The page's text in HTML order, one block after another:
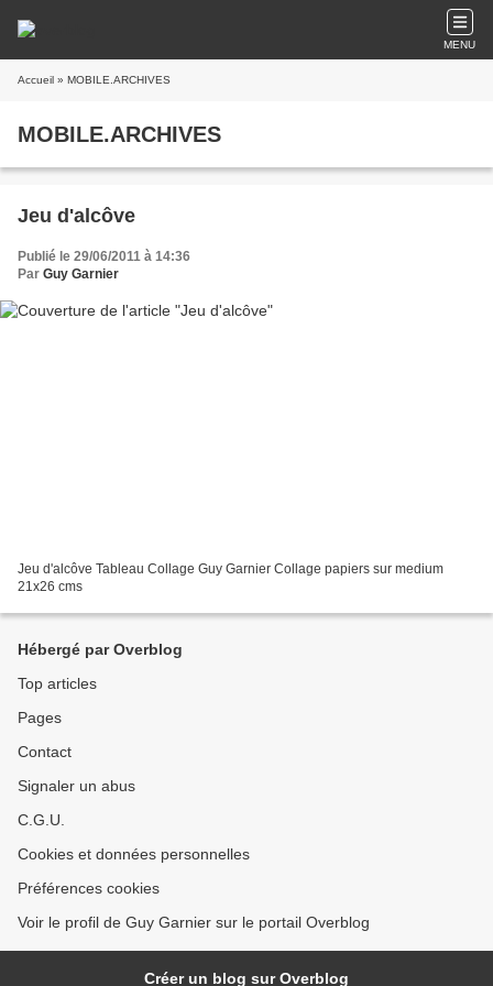
MENU
Accueil » MOBILE.ARCHIVES
MOBILE.ARCHIVES
Jeu d'alcôve
Publié le 29/06/2011 à 14:36
Par Guy Garnier
Jeu d'alcôve Tableau Collage Guy Garnier Collage papiers sur medium
21x26 cms
Hébergé par Overblog
Top articles
Pages
Contact
Signaler un abus
C.G.U.
Cookies et données personnelles
Préférences cookies
Voir le profil de Guy Garnier sur le portail Overblog
Créer un blog sur Overblog